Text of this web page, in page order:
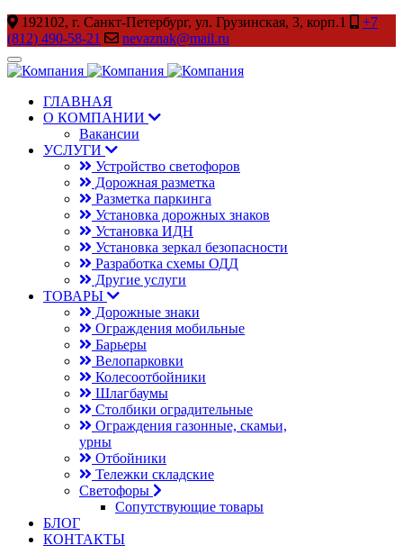
192102, г. Санкт-Петербург, ул. Грузинская, 3, корп.1
+7
(812) 490-58-21
nevaznak@mail.ru
ГЛАВНАЯ
О КОМПАНИИ
Вакансии
УСЛУГИ
Устройство светофоров
Дорожная разметка
Разметка паркинга
Установка дорожных знаков
Установка ИДН
Установка зеркал безопасности
Разработка схемы ОДД
Другие услуги
ТОВАРЫ
Дорожные знаки
Ограждения мобильные
Барьеры
Велопарковки
Колесоотбойники
Шлагбаумы
Столбики оградительные
Ограждения газонные, скамьи,
урны
Отбойники
Тележки складские
Светофоры
Сопутствующие товары
БЛОГ
КОНТАКТЫ